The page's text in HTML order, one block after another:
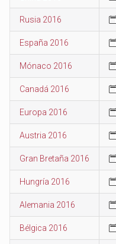
Rusia 2016
España 2016
Mónaco 2016
Canadá 2016
Europa 2016
Austria 2016
Gran Bretaña 2016
Hungría 2016
Alemania 2016
Bélgica 2016